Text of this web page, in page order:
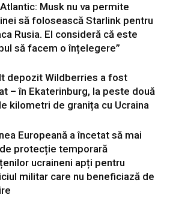
Musk nu va permite
să folosească Starlink pentru
Rusia. El consideră că este
să facem o înțelegere”
depozit Wildberries a fost
– în Ekaterinburg, la peste două
kilometri de granița cu Ucraina
Europeană a încetat să mai
protecție temporară
ucraineni apți pentru
militar care nu beneficiază de